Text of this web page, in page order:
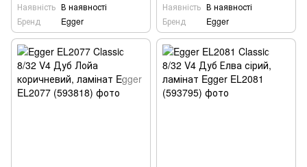
Наявність В наявності
Бренд
Egger
Наявність В наявності
Бренд
Egger